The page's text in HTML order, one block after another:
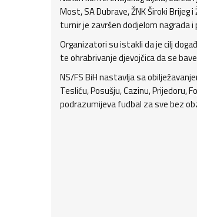
Most, SA Dubrave, ŽNK Široki
turnir je završen dodjelom nagrada
Organizatori su istakli da je cilj
te ohrabrivanje djevojčica da se
NS/FS BiH nastavlja sa
Tesliću, Posušju, Cazinu, Prijedoru,
podrazumijeva fudbal za sve bez